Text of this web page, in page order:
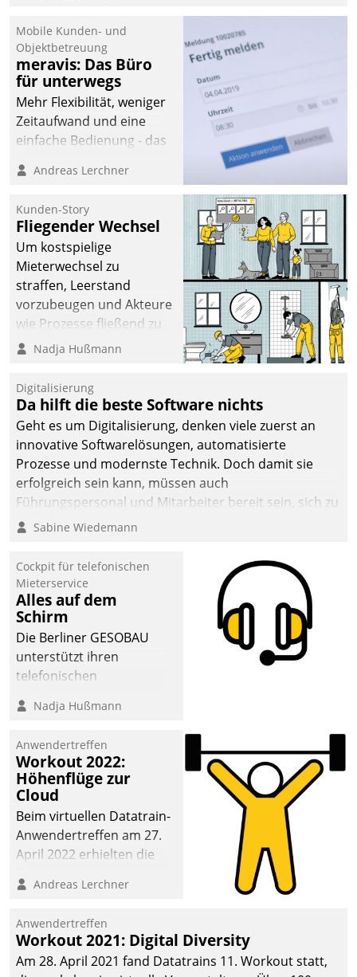
Mobile Kunden- und
Objektbetreuung
meravis: Das Büro
für unterwegs
Mehr Flexibilität, weniger
Zeitaufwand und eine
einfache Bedienung - das
Cockpit für mobile
Datatrain. Die meravis
Wohnungsbau- und
Immobilien GmbH hat
sich dabei für den Betrieb
der Lösung über die SAP
Cloud Platform
entschieden - als erstes
Unternehmen am
Andreas Lerchner
Kunden-Story
Fliegender Wechsel
Um kostspielige
Mieterwechsel zu
straffen, Leerstand
vorzubeugen und Akteure
wie Prozesse fließend zu
vernetzen, nutzt die
Jahresbeginn eine
Überblick, Einsicht und
Eingriff bietende Lösung.
Zur Entwicklung setzte
man auf
Cloudtechnologie,
bewährte und Startup-
agile Projektmethoden.
Nadja Hußmann
Digitalisierung
Da hilft die beste Software nichts
Geht es um Digitalisierung, denken viele zuerst an
innovative Softwarelösungen, automatisierte
Prozesse und modernste Technik. Doch damit sie
erfolgreich sein kann, müssen auch
Führungspersonal und Mitarbeiter bereit sein, sich zu
verändern und anzupassen, sonst werden sie an ihr
Sabine Wiedemann
Cockpit für telefonischen
Mieterservice
Alles auf dem
Schirm
Die Berliner GESOBAU
unterstützt ihren
telefonischen
digitalen Cockpit, das
passende Fragen und
Schlagworte auswirft.
Eine intuitive
Dialogführung ermöglicht
dem externen
Serviceteam, Anrufe von
effizienter zu bearbeiten.
Nadja Hußmann
Anwendertreffen
Workout 2022:
Höhenflüge zur
Cloud
Beim virtuellen Datatrain-
Anwendertreffen am 27.
April 2022 erhielten die
Teilnehmer kurzweilige
Cloud-Strategien und -
Lösungen mit hohem
Zukunftspotenzial.
Andreas Lerchner
Anwendertreffen
Workout 2021: Digital Diversity
Am 28. April 2021 fand Datatrains 11. Workout statt,